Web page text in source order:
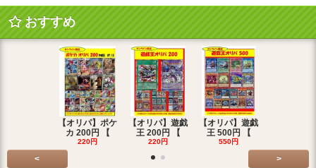
おすすめ
【オリパ】ポケ
カ 200円 【
220円
【オリパ】遊戯
王 200円 【
220円
【オリパ】遊戯
王 500円 【
550円
< >